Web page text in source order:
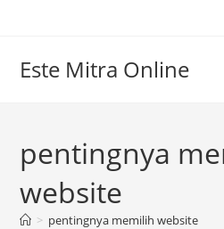
Este Mitra Online
pentingnya
website
> pentingnya memilih website